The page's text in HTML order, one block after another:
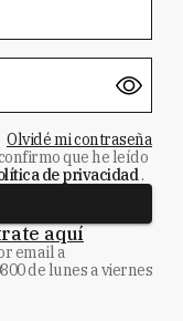
Olvidé mi contraseña
que he leído
de privacidad.
aquí
email a
de lunes a viernes